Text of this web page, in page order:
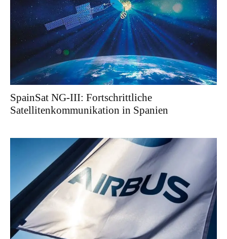
SpainSat NG-III: Fortschrittliche
Satellitenkommunikation in Spanien